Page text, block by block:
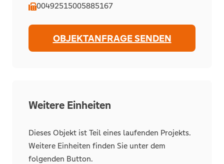
00492515005885167
OBJEKTANFRAGE SENDEN
Weitere Einheiten
Dieses Objekt ist Teil eines laufenden Projekts.
Weitere Einheiten finden Sie unter dem
folgenden Button.